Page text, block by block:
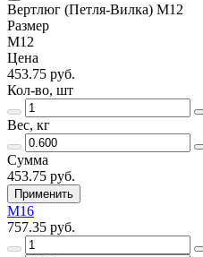
Вертлюг (Петля-Вилка) M12
Размер
М12
Цена
453.75 руб.
Кол-во, шт
Вес, кг
Сумма
453.75 руб.
Применить
М16
757.35 руб.